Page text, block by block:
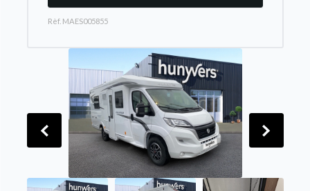
Rèf. MAES005855